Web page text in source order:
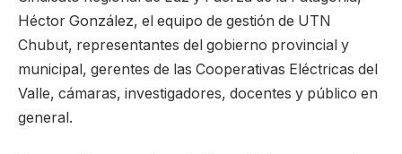
Héctor González, el equipo de gestión de UTN
Chubut, representantes del gobierno provincial y
municipal, gerentes de las Cooperativas Eléctricas del
Valle, cámaras, investigadores, docentes y público en
general.